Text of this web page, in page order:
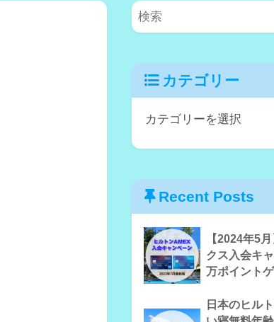
カテゴリー
Recent Posts
【2024年5
クス入会キ
万ポイント
日本のヒル